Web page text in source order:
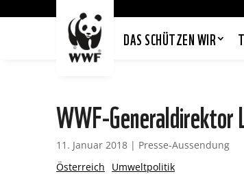
DAS SCHÜTZEN WIR
WWF-Generaldirektor
11. Januar 2018 | Presse-Aussendung
Österreich
Umweltpolitik